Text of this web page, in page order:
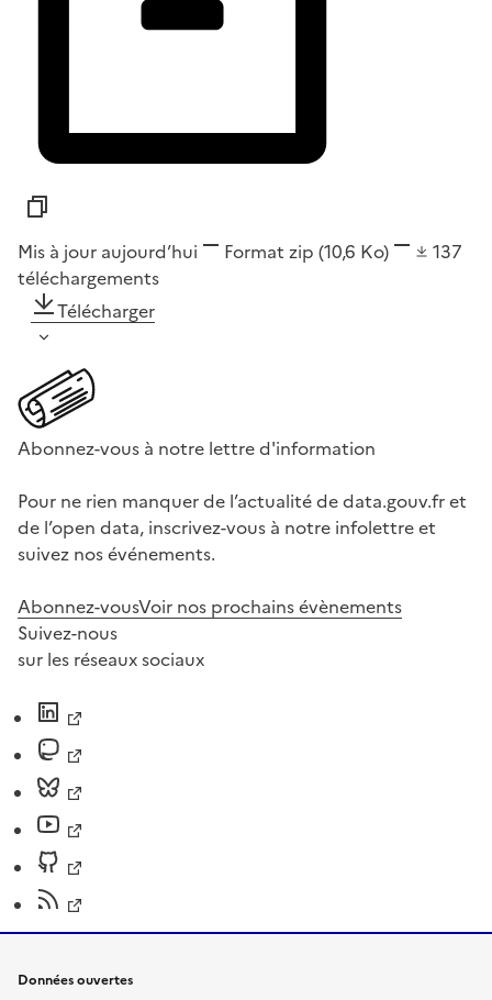
Mis à jour aujourd’hui Format zip (10,6 Ko)
137
téléchargements
Télécharger
Abonnez-vous à notre lettre d'information
Pour ne rien manquer de l’actualité de data.gouv.fr et
de l’open data, inscrivez-vous à notre infolettre et
suivez nos événements.
Abonnez-vousVoir nos prochains évènements
Suivez-nous
sur les réseaux sociaux
Données ouvertes